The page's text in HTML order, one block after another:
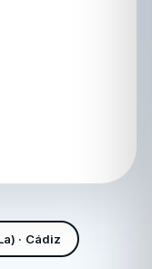
· Cádiz